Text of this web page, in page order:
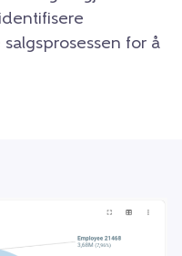
for å